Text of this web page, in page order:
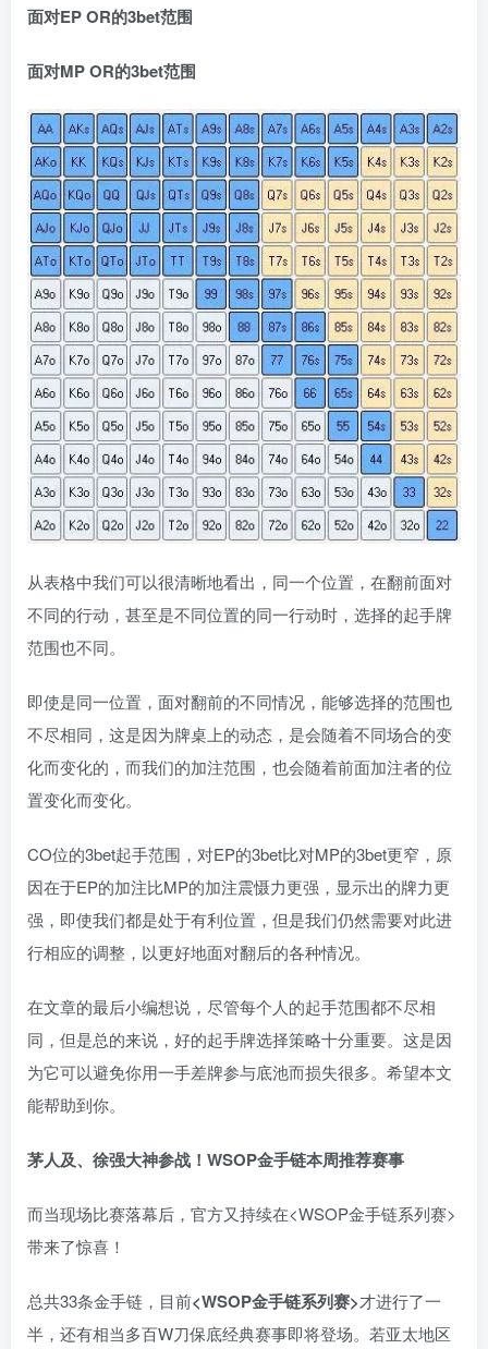
面对EP OR的3bet范围
面对MP OR的3bet范围
从表格中我们可以很清晰地看出，同一个位置，在翻前面对
不同的行动，甚至是不同位置的同一行动时，选择的起手牌
范围也不同。
即使是同一位置，面对翻前的不同情况，能够选择的范围也
不尽相同，这是因为牌桌上的动态，是会随着不同场合的变
化而变化的，而我们的加注范围，也会随着前面加注者的位
置变化而变化。
CO位的3bet起手范围，对EP的3bet比对MP的3bet更窄，原
因在于EP的加注比MP的加注震慑力更强，显示出的牌力更
强，即使我们都是处于有利位置，但是我们仍然需要对此进
行相应的调整，以更好地面对翻后的各种情况。
在文章的最后小编想说，尽管每个人的起手范围都不尽相
同，但是总的来说，好的起手牌选择策略十分重要。这是因
为它可以避免你用一手差牌参与底池而损失很多。希望本文
能帮助到你。
茅人及、徐强大神参战！WSOP金手链本周推荐赛事
而当现场比赛落幕后，官方又持续在<WSOP金手链系列赛>
带来了惊喜！
总共33条金手链，目前<WSOP金手链系列赛>才进行了一
半，还有相当多百W刀保底经典赛事即将登场。若亚太地区